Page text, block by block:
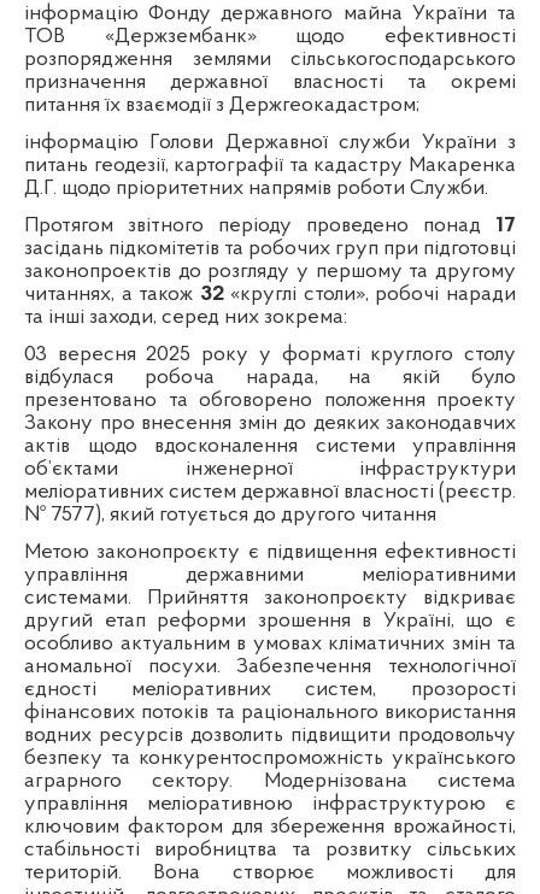
інформацію Фонду державного майна України та
ТОВ «Держзембанк» щодо ефективності
розпорядження землями сільськогосподарського
призначення державної власності та окремі
питання їх взаємодії з Держгеокадастром;
інформацію Голови Державної служби України з
питань геодезії, картографії та кадастру Макаренка
Д.Г. щодо пріоритетних напрямів роботи Служби.
Протягом звітного періоду проведено понад 17
засідань підкомітетів та робочих груп при підготовці
законопроектів до розгляду у першому та другому
читаннях, а також 32«круглі столи», робочі наради
та інші заходи, серед них зокрема:
03 вересня 2025 року у форматі круглого столу
відбулася робоча нарада, на якій було
презентовано та обговорено положення проекту
Закону про внесення змін до деяких законодавчих
актів щодо вдосконалення системи управління
об’єктами інженерної інфраструктури
меліоративних систем державної власності (реєстр.
№ 7577), який готується до другого читання
Метою законопроєкту є підвищення ефективності
управління державними меліоративними
системами. Прийняття законопроєкту відкриває
другий етап реформи зрошення в Україні, що є
особливо актуальним в умовах кліматичних змін та
аномальної посухи. Забезпечення технологічної
єдності меліоративних систем, прозорості
фінансових потоків та раціонального використання
водних ресурсів дозволить підвищити продовольчу
безпеку та конкурентоспроможність українського
аграрного сектору. Модернізована система
управління меліоративною інфраструктурою є
ключовим фактором для збереження врожайності,
стабільності виробництва та розвитку сільських
територій. Вона створює можливості для